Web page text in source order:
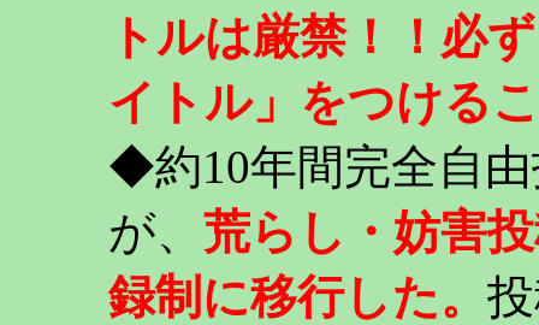
トルは厳禁！！必
イトル」をつける
◆約10年間完全自
が、 荒らし・妨害
録制に移行した。